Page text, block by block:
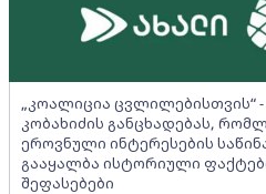
„კოალიცია ცვლილებისთვის“
კობახიძის განცხადებას,
ეროვნული ინტერესების
გააყალბა ისტორიული
შეფასებები